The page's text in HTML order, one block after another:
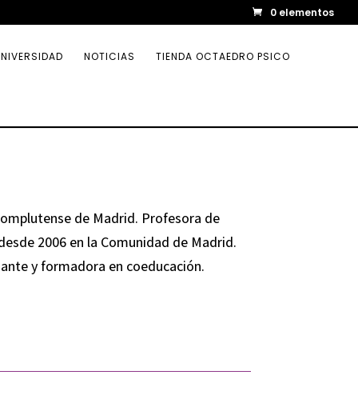
0 elementos
NOTICIAS TIENDA OCTAEDRO PSICO
de Madrid. Profesora de
2006 en la Comunidad de Madrid.
y formadora en coeducación.